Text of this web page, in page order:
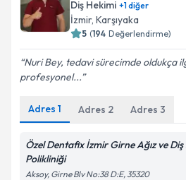
Diş Hekimi +1diğer
İzmir, Karşıyaka
5 (194 Değerlendirme)
Nuri Bey, tedavi sürecimde oldukça
profesyonel...
Adres 1 Adres 2 Adres 3
Özel Dentafix İzmir Girne Ağız ve Diş
Polikliniği
Aksoy, Girne Blv No:38 D:E, 35320